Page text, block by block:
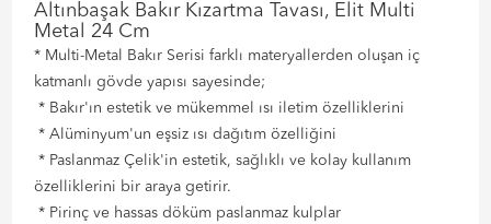
Altınbaşak Bakır Kızartma Tavası, Elit Multi
Metal 24 Cm
* Multi-Metal Bakır Serisi farklı materyallerden oluşan iç
katmanlı gövde yapısı sayesinde;
* Bakır'ın estetik ve mükemmel ısı iletim özelliklerini
* Alüminyum'un eşsiz ısı dağıtım özelliğini
* Paslanmaz Çelik'in estetik, sağlıklı ve kolay kullanım
özelliklerini bir araya getirir.
* Pirinç ve hassas döküm paslanmaz kulplar